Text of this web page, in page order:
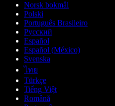
Norsk bokmål
Polski
Português Brasileiro
Русский
Español
Español (México)
Svenska
ไทย
Türkçe
Tiếng Việt
Română